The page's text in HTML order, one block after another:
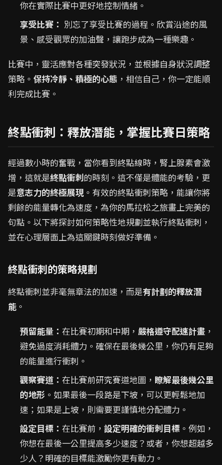
你在實際比賽中更好地控制情緒。
享受比賽： 別忘了享受比賽的過程。欣賞沿途的風
景、感受觀眾的加油聲，讓跑步成為一種樂趣。
比賽中，靈活應對各種突發狀況，並根據自身狀況調整
策略。 保持冷靜、積極的心態 ，相信自己，你一定能順
利完成比賽。
終點衝刺：釋放潛能，掌握比賽日策略
經過數小時的奮戰，當你看到終點線時，腎上腺素會激
增，這就是終點衝刺的時刻。這不僅是體能的考驗，更
是意志力的終極展現 。有效的終點衝刺策略，能讓你將
剩餘的能量轉化為速度，為你的馬拉松之旅畫上完美的
句點。以下將探討如何策略性地規劃並執行終點衝刺，
並在心理層面上為這關鍵時刻做好準備。
終點衝刺的策略規劃
終點衝刺並非毫無章法的加速，而是有計劃的釋放潛
能 。
預留能量： 在比賽初期和中期， 嚴格遵守配速計畫 ，
避免過度消耗體力。確保在最後幾公里，你仍有足夠
的能量進行衝刺。
觀察賽道： 在比賽前研究賽道地圖， 瞭解最後幾公里
的地形 。如果最後一段路是下坡，可以更輕鬆地加
速；如果是上坡，則需要更謹慎地分配體力。
設定目標： 在比賽前， 設定明確的衝刺目標 。例如，
你想在最後一公里提高多少速度？或者，你想超越多
少人？明確的目標能激勵你更有動力。